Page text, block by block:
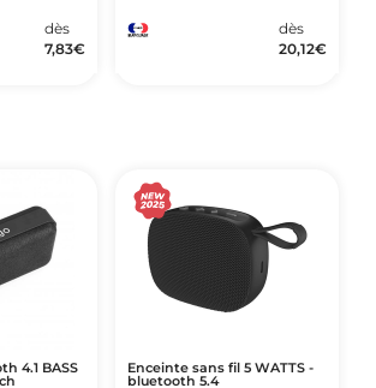
dès
7,83€
dès
20,12€
4.1 BASS Enceinte sans fil 5 WATTS -
bluetooth 5.4